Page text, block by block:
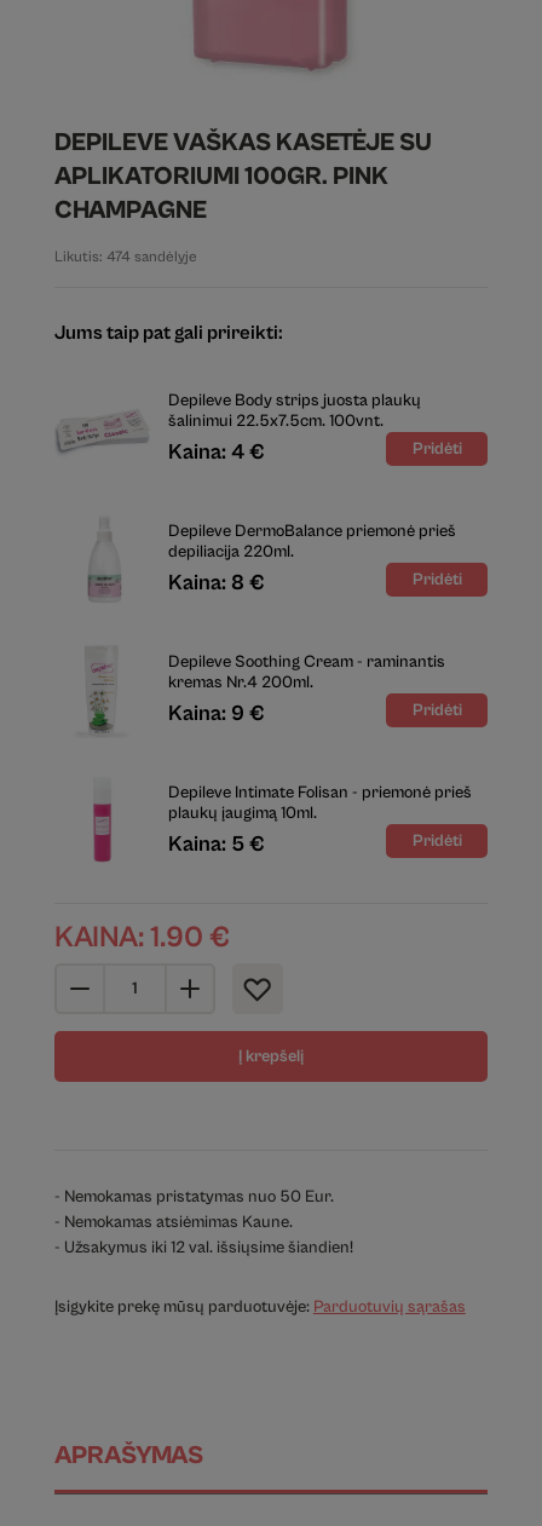
DEPILEVE VAŠKAS KASETĖJE SU
APLIKATORIUMI 100GR. PINK
CHAMPAGNE
Likutis: 474 sandėlyje
Jums taip pat gali prireikti:
Depileve Body strips juosta plaukų
šalinimui 22.5x7.5cm. 100vnt.
Kaina: 4 €
Depileve DermoBalance priemonė prieš
depiliacija 220ml.
Kaina: 8 €
Depileve Soothing Cream - raminantis
kremas Nr.4 200ml.
Kaina: 9 €
Depileve Intimate Folisan - priemonė prieš
plaukų įaugimą 10ml.
Kaina: 5 €
KAINA: 1.90 €
Į krepšelį
- Nemokamas pristatymas nuo 50 Eur.
- Nemokamas atsiėmimas Kaune.
- Užsakymus iki 12 val. išsiųsime šiandien!
Įsigykite prekę mūsų parduotuvėje: Parduotuvių sąrašas
APRAŠYMAS